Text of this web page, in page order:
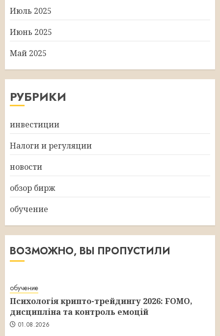
Июль 2025
Июнь 2025
Май 2025
РУБРИКИ
инвестиции
Налоги и регуляции
новости
обзор бирж
обучение
ВОЗМОЖНО, ВЫ ПРОПУСТИЛИ
обучение
Психологія крипто-трейдингу 2026: FOMO,
дисципліна та контроль емоцій
01.08.2026